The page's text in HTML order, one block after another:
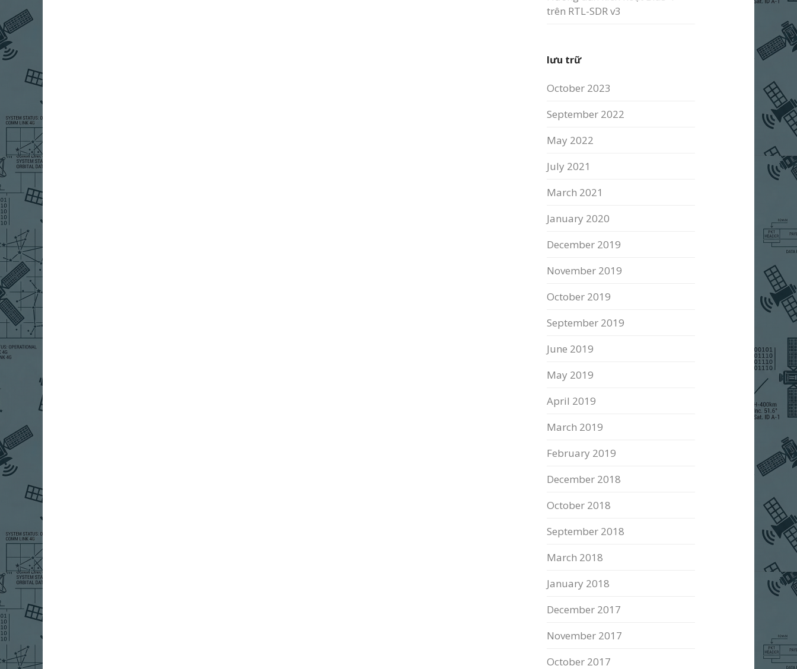
trên RTL-SDR v3
lưu trữ
October 2023
September 2022
May 2022
July 2021
March 2021
January 2020
December 2019
November 2019
October 2019
September 2019
June 2019
May 2019
April 2019
March 2019
February 2019
December 2018
October 2018
September 2018
March 2018
January 2018
December 2017
November 2017
October 2017